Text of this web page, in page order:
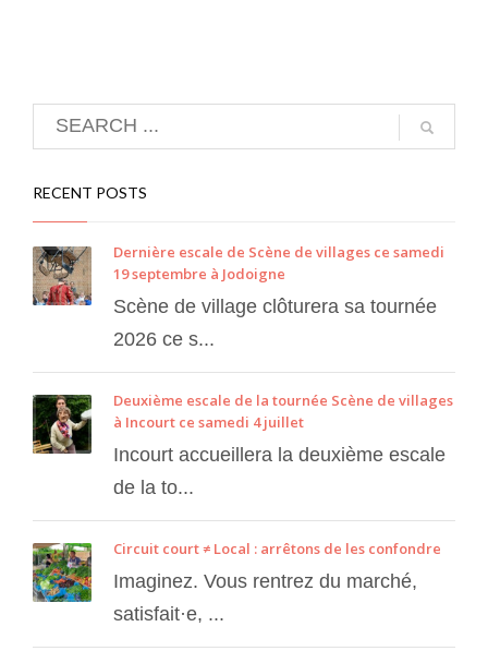
RECENT POSTS
Dernière escale de Scène de villages ce samedi
19 septembre à Jodoigne
Scène de village clôturera sa tournée
2026 ce s...
Deuxième escale de la tournée Scène de villages
à Incourt ce samedi 4 juillet
Incourt accueillera la deuxième escale
de la to...
Circuit court ≠ Local : arrêtons de les confondre
Imaginez. Vous rentrez du marché,
satisfait·e, ...